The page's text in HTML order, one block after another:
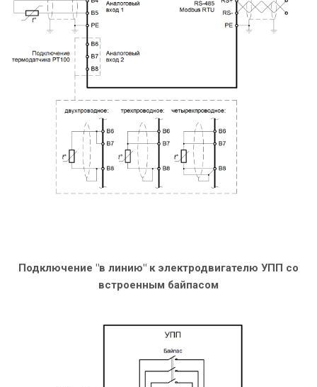
Подключение "в линию" к электродвигателю УПП со
встроенным байпасом